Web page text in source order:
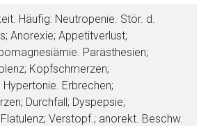
Häufig: Neutropenie. Stör. d.
Anorexie; Appetitverlust;
Parästhesien;
Kopfschmerzen;
Erbrechen;
Durchfall; Dyspepsie;
Verstopf.; anorekt. Beschw.